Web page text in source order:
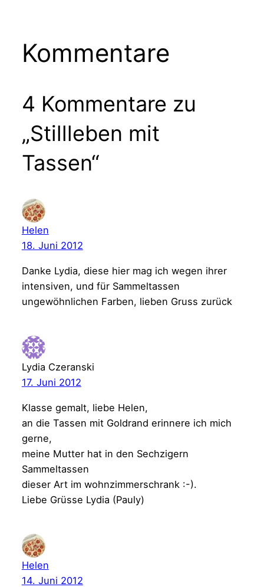
Kommentare
4 Kommentare zu
„Stillleben mit
Tassen“
Helen
18. Juni 2012
Danke Lydia, diese hier mag ich wegen ihrer
intensiven, und für Sammeltassen
ungewöhnlichen Farben, lieben Gruss zurück
Lydia Czeranski
17. Juni 2012
Klasse gemalt, liebe Helen,
an die Tassen mit Goldrand erinnere ich mich
gerne,
meine Mutter hat in den Sechzigern
Sammeltassen
dieser Art im wohnzimmerschrank :-).
Liebe Grüsse Lydia (Pauly)
Helen
14. Juni 2012